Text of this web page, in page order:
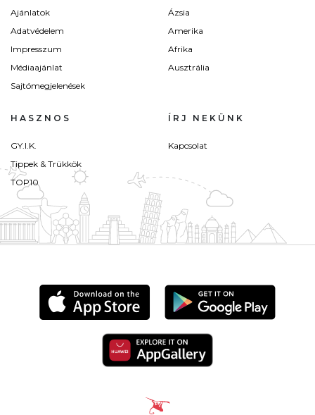
Ajánlatok
Adatvédelem
Impresszum
Médiaajánlat
Sajtómegjelenések
Ázsia
Amerika
Afrika
Ausztrália
HASZNOS
GY.I.K.
Tippek & Trükkök
TOP10
ÍRJ NEKÜNK
Kapcsolat